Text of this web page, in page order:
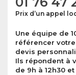
Prix d’un appel
Une équipe de
référencer
devis
Ils répondent à
de 9h à 12h30